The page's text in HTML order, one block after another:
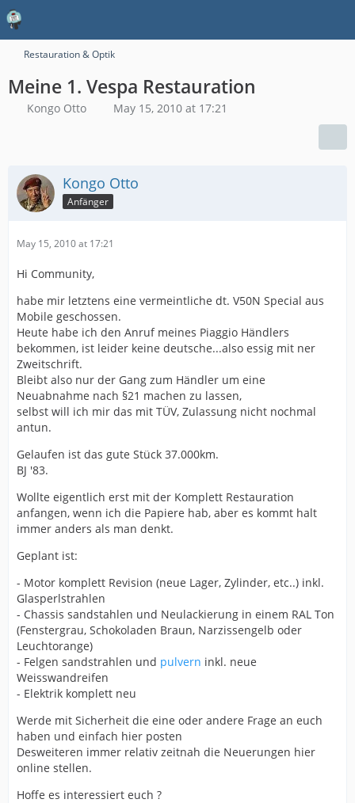
Restauration & Optik
Meine 1. Vespa Restauration
Kongo Otto May 15, 2010 at 17:21
Kongo Otto
Anfänger
May 15, 2010 at 17:21
Hi Community,
habe mir letztens eine vermeintliche dt. V50N Special aus
Mobile geschossen.
Heute habe ich den Anruf meines Piaggio Händlers
bekommen, ist leider keine deutsche...also essig mit ner
Zweitschrift.
Bleibt also nur der Gang zum Händler um eine
Neuabnahme nach §21 machen zu lassen,
selbst will ich mir das mit TÜV, Zulassung nicht nochmal
antun.
Gelaufen ist das gute Stück 37.000km.
BJ '83.
Wollte eigentlich erst mit der Komplett Restauration
anfangen, wenn ich die Papiere hab, aber es kommt halt
immer anders als man denkt.
Geplant ist:
- Motor komplett Revision (neue Lager, Zylinder, etc..) inkl.
Glasperlstrahlen
- Chassis sandstahlen und Neulackierung in einem RAL Ton
(Fenstergrau, Schokoladen Braun, Narzissengelb oder
Leuchtorange)
- Felgen sandstrahlen und pulvern inkl. neue
Weisswandreifen
- Elektrik komplett neu
Werde mit Sicherheit die eine oder andere Frage an euch
haben und einfach hier posten
Desweiteren immer relativ zeitnah die Neuerungen hier
online stellen.
Hoffe es interessiert euch ?